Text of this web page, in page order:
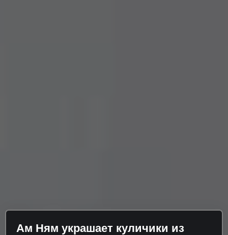
Ам Ням украшает куличики из